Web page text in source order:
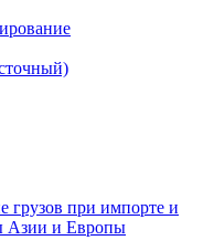
грузов при импорте и
Азии и Европы